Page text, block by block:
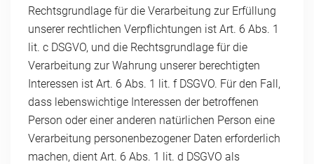
Rechtsgrundlage für die Verarbeitung zur Erfüllung
unserer rechtlichen Verpflichtungen ist Art. 6 Abs. 1
lit. c DSGVO, und die Rechtsgrundlage für die
Verarbeitung zur Wahrung unserer berechtigten
Interessen ist Art. 6 Abs. 1 lit. f DSGVO. Für den Fall,
dass lebenswichtige Interessen der betroffenen
Person oder einer anderen natürlichen Person eine
Verarbeitung personenbezogener Daten erforderlich
machen, dient Art. 6 Abs. 1 lit. d DSGVO als